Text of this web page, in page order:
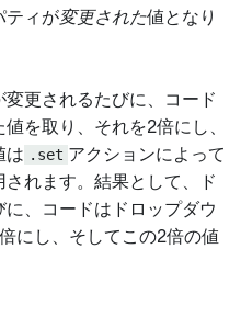
ティが変更された値となり
更されるたびに、コード
を取り、それを2倍にし、
は .set アクションによって
れます。結果として、ド
、コードはドロップダウ
にし、そしてこの2倍の値